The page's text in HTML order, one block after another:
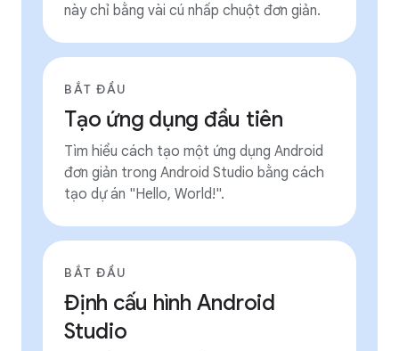
này chỉ bằng vài cú nhấp chuột đơn giản.
BẮT ĐẦU
Tạo ứng dụng đầu tiên
Tìm hiểu cách tạo một ứng dụng Android
đơn giản trong Android Studio bằng cách
tạo dự án "Hello, World!".
BẮT ĐẦU
Định cấu hình Android
Studio